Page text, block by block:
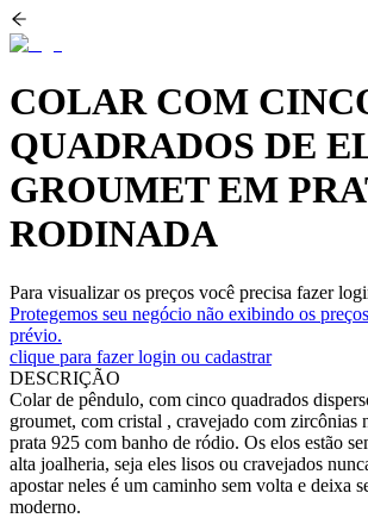
COLAR COM
QUADRADOS DE
GROUMET EM
RODINADA
Para visualizar os preços você precisa fazer
Protegemos seu negócio não exibindo os
prévio.
clique para fazer login ou cadastrar
DESCRIÇÃO
Colar de pêndulo, com cinco quadrados
groumet, com cristal , cravejado com zircônias
prata 925 com banho de ródio. Os elos estão
alta joalheria, seja eles lisos ou cravejados
apostar neles é um caminho sem volta e deixa
moderno.